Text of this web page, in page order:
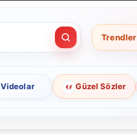
Trendler
Videolar Güzel Sözler